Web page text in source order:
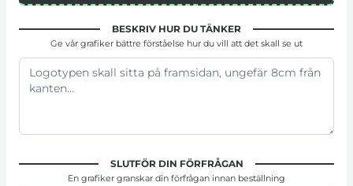
BESKRIV HUR DU TÄNKER
Ge vår grafiker bättre förståelse hur du vill att det skall se ut
SLUTFÖR DIN FÖRFRÅGAN
En grafiker granskar din förfrågan innan beställning